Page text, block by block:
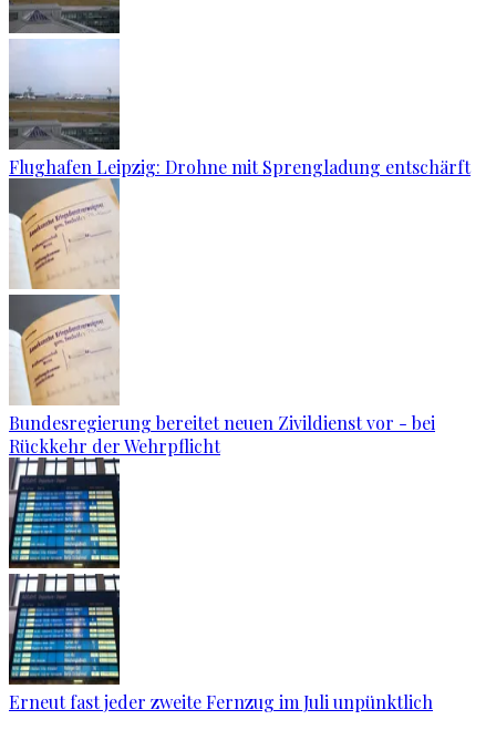
Flughafen Leipzig: Drohne mit Sprengladung entschärft
Bundesregierung bereitet neuen Zivildienst vor - bei
Rückkehr der Wehrpflicht
Erneut fast jeder zweite Fernzug im Juli unpünktlich